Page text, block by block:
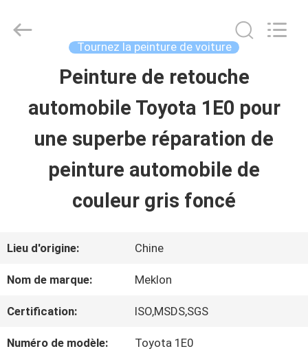
APERÇU
VIDÉOS
PROPOS
Meklon
Reserved.
Tournez la peinture de voiture
Peinture de retouche
automobile Toyota 1E0 pour
une superbe réparation de
peinture automobile de
couleur gris foncé
Lieu d'origine: Chine
Nom de marque: Meklon
Certification: ISO,MSDS,SGS
Numéro de modèle: Toyota 1E0